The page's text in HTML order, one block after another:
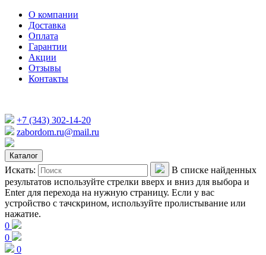
О компании
Доставка
Оплата
Гарантии
Акции
Отзывы
Контакты
+7 (343) 302-14-20
zabordom.ru@mail.ru
Каталог
Искать:
В списке найденных
результатов используйте стрелки вверх и вниз для выбора и
Enter для перехода на нужную страницу. Если у вас
устройство с тачскрином, используйте пролистывание или
нажатие.
0
0
0